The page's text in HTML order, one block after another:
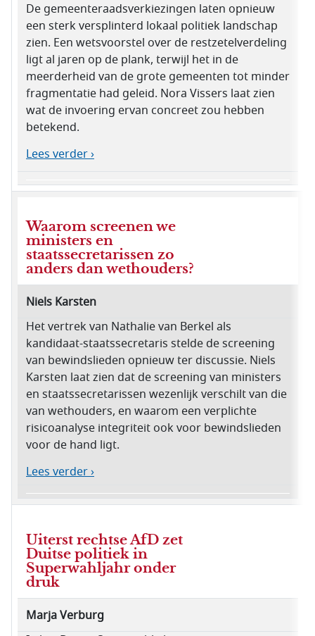
De gemeenteraadsverkiezingen laten opnieuw
een sterk versplinterd lokaal politiek landschap
zien. Een wetsvoorstel over de restzetelverdeling
ligt al jaren op de plank, terwijl het in de
meerderheid van de grote gemeenten tot minder
fragmentatie had geleid. Nora Vissers laat zien
wat de invoering ervan concreet zou hebben
betekend.
Lees verder ›
Waarom screenen we
ministers en
staatssecretarissen zo
anders dan wethouders?
Niels Karsten
Het vertrek van Nathalie van Berkel als
kandidaat-staatssecretaris stelde de screening
van bewindslieden opnieuw ter discussie. Niels
Karsten laat zien dat de screening van ministers
en staatssecretarissen wezenlijk verschilt van die
van wethouders, en waarom een verplichte
risicoanalyse integriteit ook voor bewindslieden
voor de hand ligt.
Lees verder ›
Uiterst rechtse AfD zet
Duitse politiek in
Superwahljahr onder
druk
Marja Verburg